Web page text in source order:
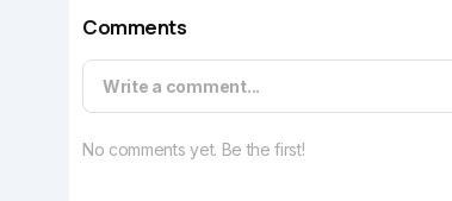
Comments
Write a comment...
No comments yet. Be the first!